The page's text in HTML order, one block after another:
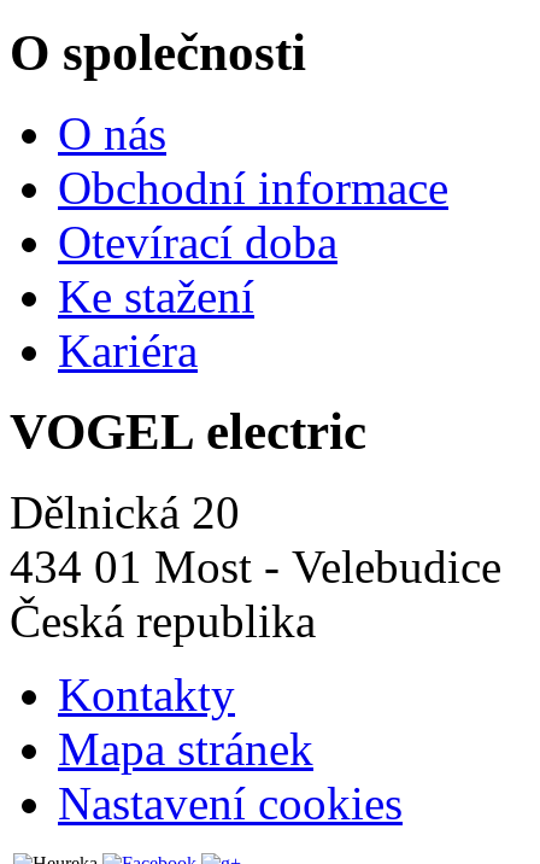
O společnosti
O nás
Obchodní informace
Otevírací doba
Ke stažení
Kariéra
VOGEL electric
Dělnická 20
434 01 Most - Velebudice
Česká republika
Kontakty
Mapa stránek
Nastavení cookies